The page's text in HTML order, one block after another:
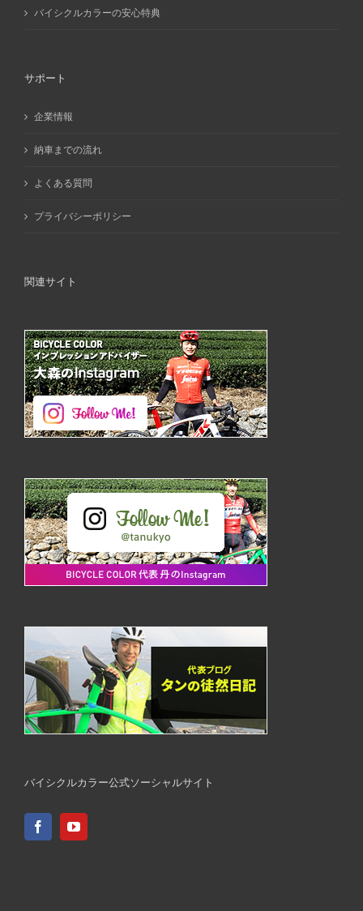
バイシクルカラーの安心特典
サポート
企業情報
納車までの流れ
よくある質問
プライバシーポリシー
関連サイト
バイシクルカラー公式ソーシャルサイト